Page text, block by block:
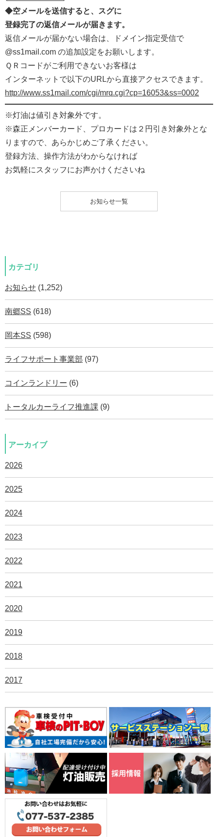
◆空メールを送信すると、スグに
登録完了の返信メールが届きます。
返信メールが届かない場合は、ドメイン指定受信で
@ss1mail.com の追加設定をお願いします。
ＱＲコードがご利用できないお客様は
インターネットで以下のURLから直接アクセスできます。
http://www.ss1mail.com/cgi/mrq.cgi?cp=16053&ss=0002
※灯油は値引き対象外です。
※森正メンバーカード、プロカードは２円引き対象外とな
りますので、あらかじめご了承ください。
登録方法、操作方法がわからなければ
お気軽にスタッフにお声かけくださいね
お知らせ一覧
カテゴリ
お知らせ (1,252)
南郷SS (618)
岡本SS (598)
ライフサポート事業部 (97)
コインランドリー (6)
トータルカーライフ推進課 (9)
アーカイブ
2026
2025
2024
2023
2022
2021
2020
2019
2018
2017